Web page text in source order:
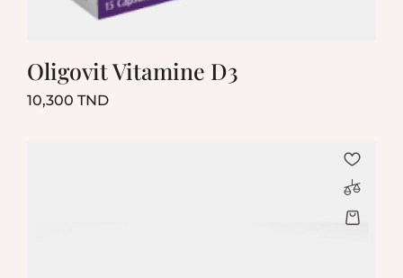
Oligovit Vitamine D3
10,300 TNDPrix